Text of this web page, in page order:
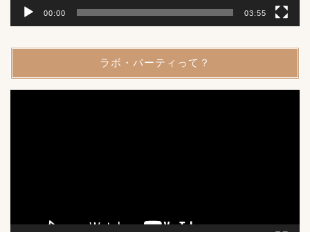
00:00 03:55
ラボ・パーティって？